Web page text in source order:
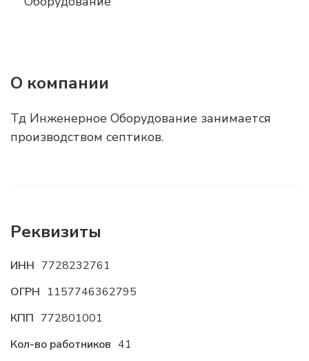
О компании
Тд Инженерное Оборудование занимается
производством септиков.
Реквизиты
ИНН 7728232761
ОГРН 1157746362795
КПП 772801001
Кол-во работников 41